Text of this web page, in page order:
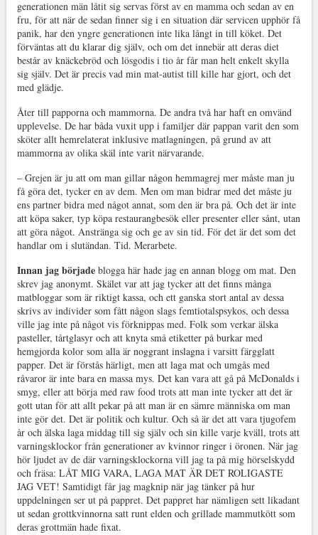
generationen män låtit sig servas först av en mamma och sedan av en
fru, för att när de sedan finner sig i en situation där servicen upphör få
panik, har den yngre generationen inte lika långt in till köket. Det
förväntas att du klarar dig själv, och om det innebär att deras diet
består av knäckebröd och lösgodis i tio år får man helt enkelt skylla
sig själv. Det är precis vad min mat-autist till kille har gjort, och det
med glädje.
Åter till papporna och mammorna. De andra två har haft en omvänd
upplevelse. De har båda vuxit upp i familjer där pappan varit den som
sköter allt hemrelaterat inklusive matlagningen, på grund av att
mammorna av olika skäl inte varit närvarande.
– Grejen är ju att om man gillar någon hemmagrej mer måste man ju
få göra det, tycker en av dem. Men om man bidrar med det måste ju
ens partner bidra med något annat, som den är bra på. Och det är inte
att köpa saker, typ köpa restaurangbesök eller presenter eller sånt, utan
att göra något. Anstränga sig och ge av sin tid. För det är det som det
handlar om i slutändan. Tid. Merarbete.
Innan jag börjadeblogga här hade jag en annan blogg om mat. Den
skrev jag anonymt. Skälet var att jag tycker att det finns många
matbloggar som är riktigt kassa, och ett ganska stort antal av dessa
skrivs av individer som fått någon slags femtiotalspsykos, och dessa
ville jag inte på något vis förknippas med. Folk som verkar älska
pasteller, tårtglasyr och att knyta små etiketter på burkar med
hemgjorda kolor som alla är noggrant inslagna i varsitt färgglatt
papper. Det är förstås härligt, men att laga mat och umgås med
råvaror är inte bara en massa mys. Det kan vara att gå på McDonalds i
smyg, eller att börja med raw food trots att man inte tycker att det är
gott utan för att allt pekar på att man är en sämre människa om man
inte gör det. Det är politik och kultur. Och så är det att vara tjugofem
år och älska laga middag till sig själv och sin kille varje kväll, trots att
varningsklockor från generationer av kvinnor ringer i öronen. När jag
hör ljudet av de där varningsklockorna vill jag ta på mig hörselskydd
och fräsa: LÅT MIG VARA, LAGA MAT ÄR DET ROLIGASTE
JAG VET! Samtidigt får jag magknip när jag tänker på hur
uppdelningen ser ut på pappret. Det pappret har nämligen sett likadant
ut sedan grottkvinnorna satt runt elden och grillade mammutkött som
deras grottmän hade fixat.